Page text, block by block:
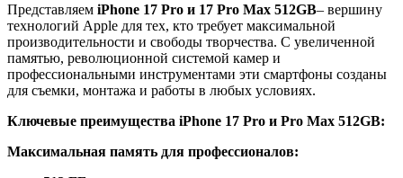
Представляем iPhone 17 Pro и 17 Pro Max 512GB– вершину
технологий Apple для тех, кто требует максимальной
производительности и свободы творчества. С увеличенной
памятью, революционной системой камер и
профессиональными инструментами эти смартфоны созданы
для съемки, монтажа и работы в любых условиях.
Ключевые преимущества iPhone 17 Pro и Pro Max 512GB:
Максимальная память для профессионалов: